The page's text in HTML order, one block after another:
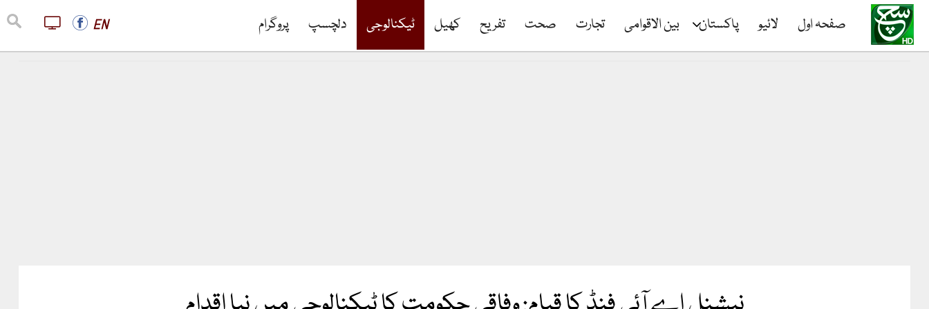
صفحہ اول لائیو پاکستان بین الاقوامی تجارت صحت تفریح کھیل ٹیکنالوجی دلچسپ پروگرام EN